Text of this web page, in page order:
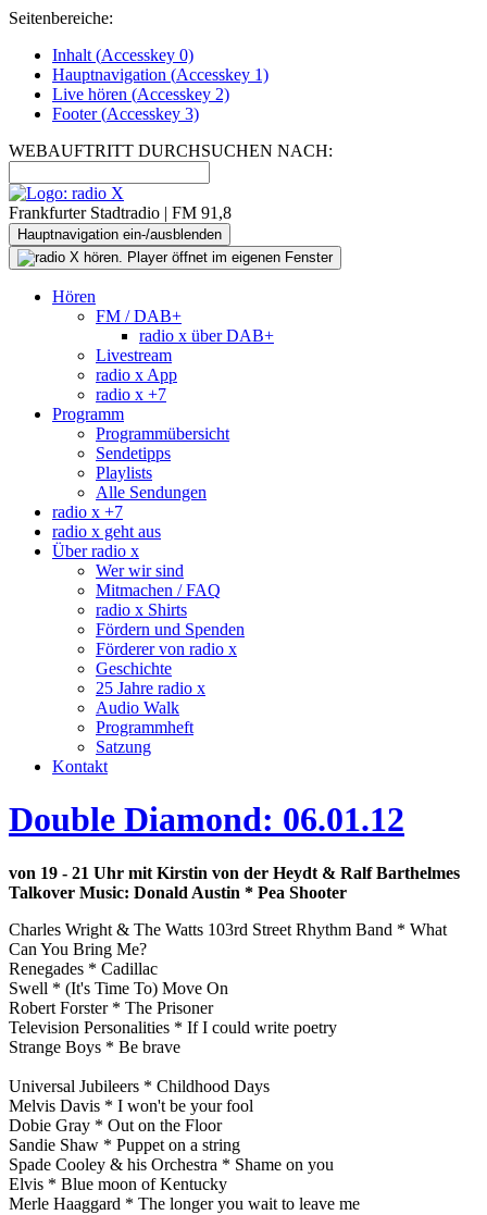
Seitenbereiche:
Inhalt (Accesskey 0)
Hauptnavigation (Accesskey 1)
Live hören (Accesskey 2)
Footer(Accesskey 3)
WEBAUFTRITT DURCHSUCHEN NACH:
Frankfurter Stadtradio | FM 91,8
Hauptnavigation ein-/ausblenden
Hören
FM / DAB+
radio x über DAB+
Livestream
radio x App
radio x +7
Programm
Programmübersicht
Sendetipps
Playlists
Alle Sendungen
radio x +7
radio x geht aus
Über radio x
Wer wir sind
Mitmachen / FAQ
radio x Shirts
Fördern und Spenden
Förderer von radio x
Geschichte
25 Jahre radio x
Audio Walk
Programmheft
Satzung
Kontakt
Double Diamond: 06.01.12
von 19 - 21 Uhr mit Kirstin von der Heydt & Ralf Barthelmes
Talkover Music: Donald Austin * Pea Shooter
Charles Wright & The Watts 103rd Street Rhythm Band * What
Can You Bring Me?
Renegades * Cadillac
Swell * (It's Time To) Move On
Robert Forster * The Prisoner
Television Personalities * If I could write poetry
Strange Boys * Be brave
Universal Jubileers * Childhood Days
Melvis Davis * I won't be your fool
Dobie Gray * Out on the Floor
Sandie Shaw * Puppet on a string
Spade Cooley & his Orchestra * Shame on you
Elvis * Blue moon of Kentucky
Merle Haaggard * The longer you wait to leave me